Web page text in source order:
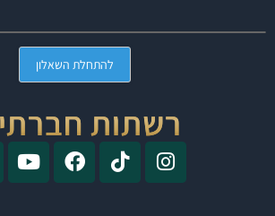
להתחלת השאלון
רשתות